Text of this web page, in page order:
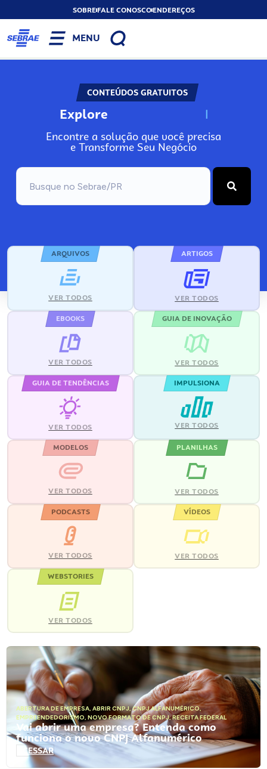
SOBREFALE CONOSCOENDEREÇOS
MENU
CONTEÚDOS GRATUITOS
Explore N
Encontre a solução que você precisa
e Transforme Seu Negócio
ARQUIVOS
VER TODOS
ARTIGOS
VER TODOS
EBOOKS
VER TODOS
GUIA DE INOVAÇÃO
VER TODOS
GUIA DE TENDÊNCIAS
VER TODOS
IMPULSIONA
VER TODOS
MODELOS
VER TODOS
PLANILHAS
VER TODOS
PODCASTS
VER TODOS
VÍDEOS
VER TODOS
WEBSTORIES
VER TODOS
ABERTURA DE EMPRESA, ABRIR CNPJ,CNPJ ALFANUMÉRICO,
EMPREENDEDORISMO, NOVO FORMATO DE CNPJ,RECEITA FEDERAL
Vai abrir uma empresa? Entenda como
funciona o novo CNPJ Alfanumérico
ACESSAR